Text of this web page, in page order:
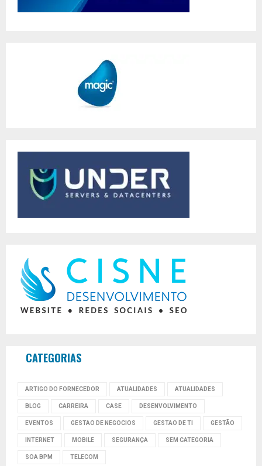
CATEGORIAS
ARTIGO DO FORNECEDOR ATUALIDADES ATUALIDADES
BLOG CARREIRA CASE DESENVOLVIMENTO
EVENTOS GESTAO DE NEGOCIOS GESTAO DE TI GESTÃO
INTERNET MOBILE SEGURANÇA SEM CATEGORIA
SOA BPM TELECOM